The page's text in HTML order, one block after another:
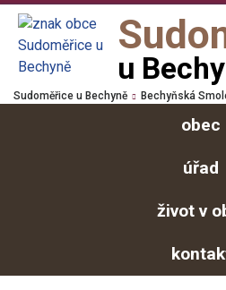
u
Sudoměřice u Bechyně Bechyňská
obec
úřad
život v